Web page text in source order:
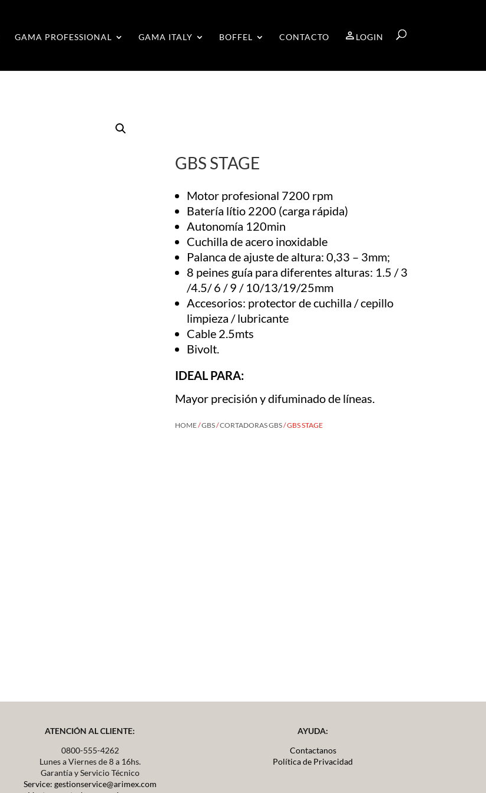
GAMA PROFESSIONAL GAMA ITALY BOFFEL CONTACTO LOGIN
GBS STAGE
Motor profesional 7200 rpm
Batería lítio 2200 (carga rápida)
Autonomía 120min
Cuchilla de acero inoxidable
Palanca de ajuste de altura: 0,33 – 3mm;
8 peines guía para diferentes alturas: 1.5 / 3
/4.5/ 6 / 9 / 10/13/19/25mm
Accesorios: protector de cuchilla / cepillo
limpieza / lubricante
Cable 2.5mts
Bivolt.
IDEAL PARA:
Mayor precisión y difuminado de líneas.
HOME/GBS/CORTADORAS GBS/ GBS STAGE
ATENCIÓN AL CLIENTE:
0800-555-4262
Lunes a Viernes de 8 a 16hs.
Garantía y Servicio Técnico
Service: gestionservice@arimex.com
AYUDA:
Contactanos
Política de Privacidad